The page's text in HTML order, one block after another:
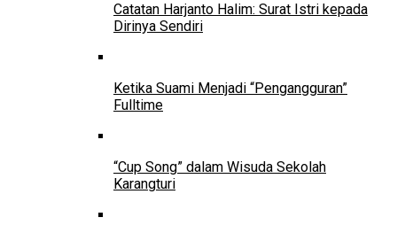
Catatan Harjanto Halim: Surat Istri kepada
Dirinya Sendiri
Ketika Suami Menjadi “Pengangguran”
Fulltime
“Cup Song” dalam Wisuda Sekolah
Karangturi